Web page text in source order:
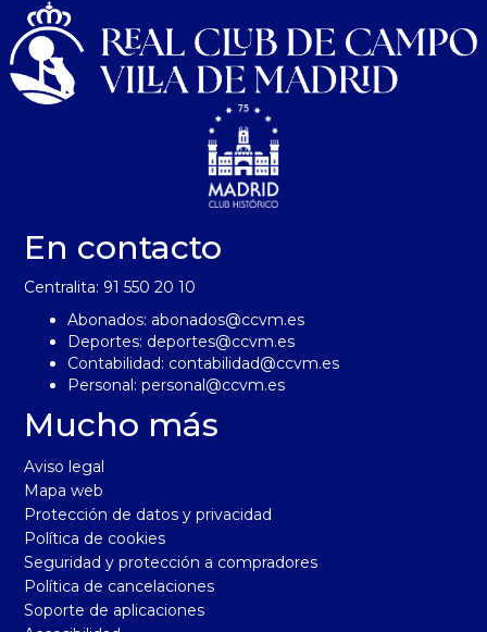
En contacto
Centralita: 91 550 20 10
Abonados: abonados@ccvm.es
Deportes: deportes@ccvm.es
Contabilidad: contabilidad@ccvm.es
Personal:personal@ccvm.es
Mucho más
Aviso legal
Mapa web
Protección de datos y privacidad
Política de cookies
Seguridad y protección a compradores
Política de cancelaciones
Soporte de aplicaciones